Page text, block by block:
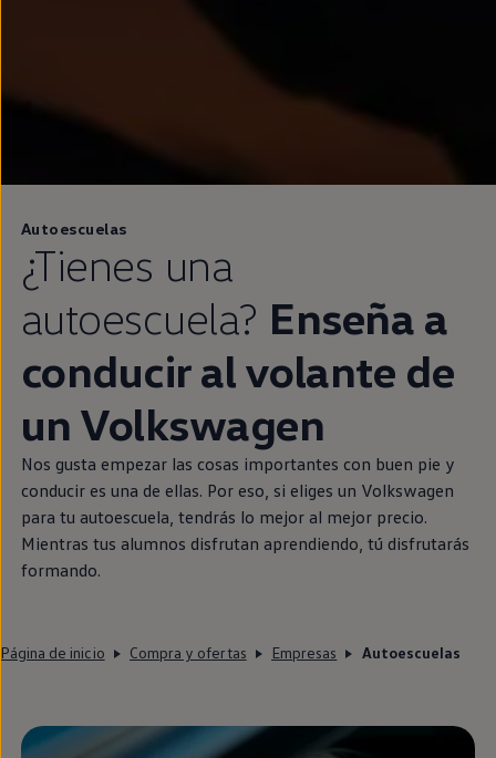
Autoescuelas
¿Tienes una
autoescuela? Enseña a
conducir al volante de
un Volkswagen
Nos gusta empezar las cosas importantes con buen pie y
conducir es una de ellas. Por eso, si eliges un Volkswagen
para tu autoescuela, tendrás lo mejor al mejor precio.
Mientras tus alumnos disfrutan aprendiendo, tú disfrutarás
formando.
Página de inicio Compra y ofertas Empresas Autoescuelas